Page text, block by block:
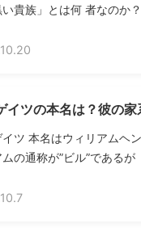
い貴族」とは何 者なのか
イツの本名は？彼の
イツ 本名はウィリアムヘ
ムの通称が”ビル”である